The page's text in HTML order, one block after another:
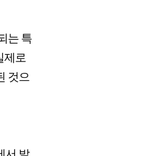
는 특
제로
것으